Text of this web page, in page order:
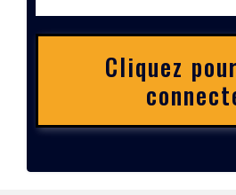
Cliquez